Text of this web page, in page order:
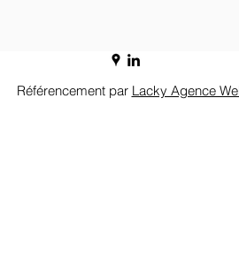
Référencement par Lacky Agence